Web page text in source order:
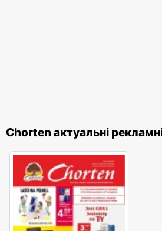
Chorten актуальні